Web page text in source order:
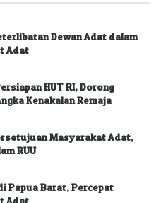
Dewan Adat dalam
Adat
HUT RI, Dorong
Kenakalan Remaja
Masyarakat Adat,
RUU
Papua Barat, Percepat
Adat